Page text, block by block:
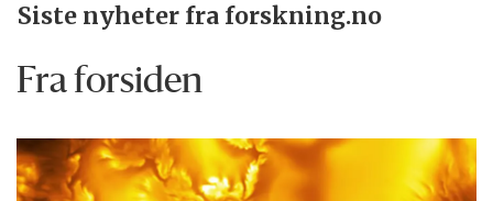
Siste nyheter fra forskning.no
Fra forsiden